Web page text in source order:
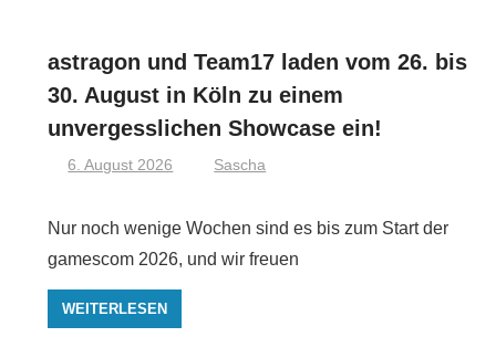
astragon und Team17 laden vom 26. bis
30. August in Köln zu einem
unvergesslichen Showcase ein!
6. August 2026 Sascha
Nur noch wenige Wochen sind es bis zum Start der
gamescom 2026, und wir freuen
WEITERLESEN